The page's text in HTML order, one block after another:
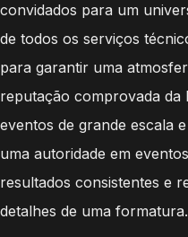
convidados para um
de todos os serviços
para garantir uma
reputação comprovada da
eventos de grande escala
uma autoridade em
resultados consistentes e
detalhes de uma formatura.